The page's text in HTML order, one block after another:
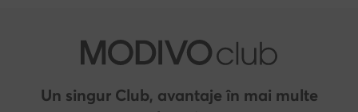
Un singur Club, avantaje în mai multe